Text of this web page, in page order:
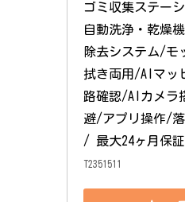
ゴミ収集ステー
自動洗浄・乾燥
除去システム/モ
拭き両用/AIマッ
路確認/AIカメラ
避/アプリ操作/
/ 最大24ヶ月保証
T2351511